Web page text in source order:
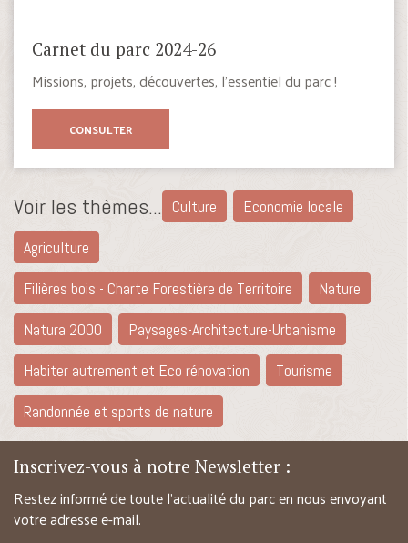
Carnet du parc 2024-26
Missions, projets, découvertes, l’essentiel du parc !
CONSULTER
Voir les thèmes... Culture
Economie locale
Agriculture
Filières bois - Charte Forestière de Territoire
Nature
Natura 2000
Paysages-Architecture-Urbanisme
Habiter autrement et Eco rénovation
Tourisme
Randonnée et sports de nature
Inscrivez-vous à notre Newsletter :
Restez informé de toute l’actualité du parc en nous envoyant
votre adresse e-mail.